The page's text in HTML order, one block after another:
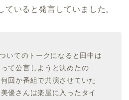
ていると発言していました。
いてのトークになると田中は
って公言しようと決めたの
回か番組で共演させていた
優さんは楽屋に入ったタイ